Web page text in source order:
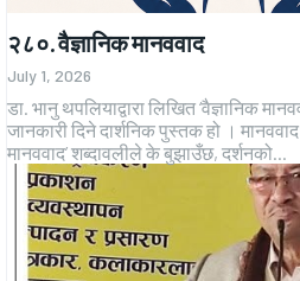
२८०. वैज्ञानिक मानववाद
July 1, 2026
डा. भानु थपलियाद्वारा लिखित ‘वैज्ञानिक
जानकारी दिने दार्शनिक पुस्तक हो ।
मानववाद’ शब्दावलीले के बुझाउँछ, दर्शनको...